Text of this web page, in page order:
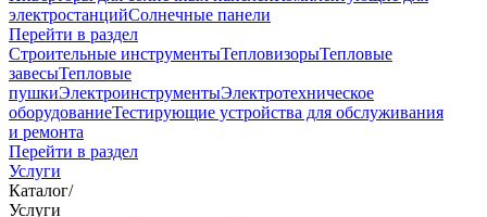
электростанцийСолнечные панели
Перейти в раздел
Строительные инструментыТепловизорыТепловые
завесыТепловые
пушкиЭлектроинструментыЭлектротехническое
оборудованиеТестирующие устройства для обслуживания
и ремонта
Перейти в раздел
Услуги
Каталог/
Услуги